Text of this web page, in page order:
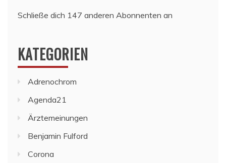
Schließe dich 147 anderen Abonnenten an
KATEGORIEN
Adrenochrom
Agenda21
Ärztemeinungen
Benjamin Fulford
Corona